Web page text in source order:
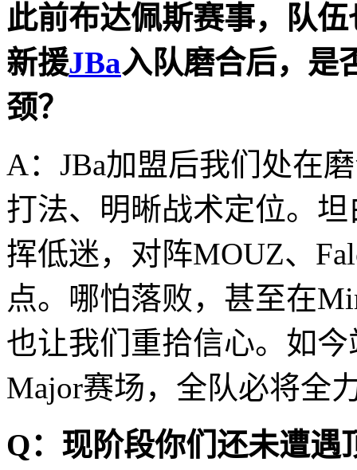
此前布达佩斯赛事，队
新援JBa入队磨合后，是
颈？
A：JBa加盟后我们处在
打法、明晰战术定位。
挥低迷，对阵MOUZ、
点。哪怕落败，甚至在
也让我们重拾信心。如
Major赛场，全队必将全
Q：现阶段你们还未遭遇